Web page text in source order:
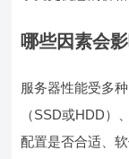
哪些因素会
服务器性能受多
（SSD或HDD）
配置是否合适、